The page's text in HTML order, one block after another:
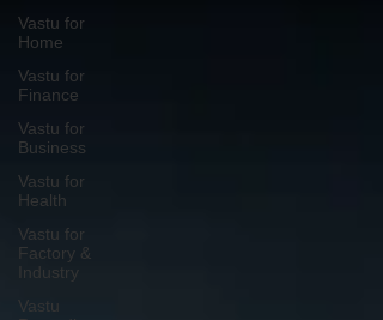
Vastu for
Home
Vastu for
Finance
Vastu for
Business
Vastu for
Health
Vastu for
Factory &
Industry
Vastu